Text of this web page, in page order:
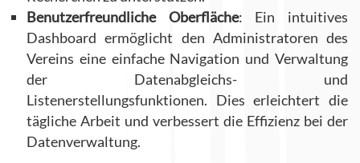
Benutzerfreundliche Oberfläche: Ein intuitives
Dashboard ermöglicht den Administratoren des
Vereins eine einfache Navigation und Verwaltung
der Datenabgleichs- und
Listenerstellungsfunktionen. Dies erleichtert die
tägliche Arbeit und verbessert die Effizienz bei der
Datenverwaltung.